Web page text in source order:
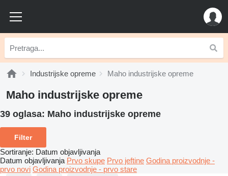
Industrijske opreme Maho industrijske opreme
Maho industrijske opreme
39 oglasa: Maho industrijske opreme
Filter
Sortiranje: Datum objavljivanja
Datum objavljivanja Prvo skupe Prvo jeftine Godina proizvodnje -
prvo novi Godina proizvodnje - prvo stare